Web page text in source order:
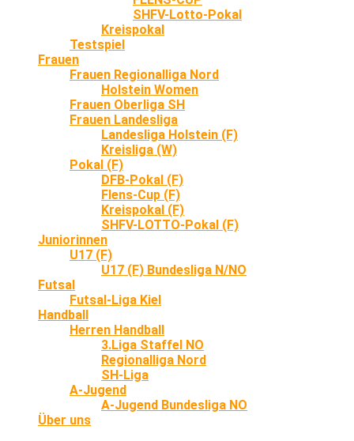
SHFV-Lotto-Pokal
Kreispokal
Testspiel
Frauen
Frauen Regionalliga Nord
Holstein Women
Frauen Oberliga SH
Frauen Landesliga
Landesliga Holstein (F)
Kreisliga (W)
Pokal (F)
DFB-Pokal (F)
Flens-Cup (F)
Kreispokal (F)
SHFV-LOTTO-Pokal (F)
Juniorinnen
U17 (F)
U17 (F) Bundesliga N/NO
Futsal
Futsal-Liga Kiel
Handball
Herren Handball
3.Liga Staffel NO
Regionalliga Nord
SH-Liga
A-Jugend
A-Jugend Bundesliga NO
Über uns